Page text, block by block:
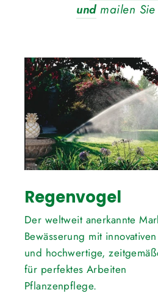
und mailen
Regenvogel
Der weltweit anerkannte
Bewässerung mit
und hochwertige,
für perfektes Arbeiten
Pflanzenpflege.